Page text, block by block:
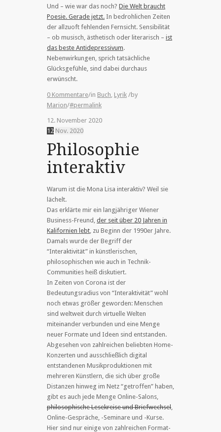
Und – wie war das noch? Die Welt braucht
Poesie. Gerade jetzt. In bedrohlichen Zeiten
der allzuoft fehlenden Fernsicht. Sensibilität
– ob musisch, ästhetisch oder literarisch – ist
das beste Antidepressivum.
Nebenwirkungen, sprich tatsächliche
Glücksgefühle, sind dabei durchaus
erwünscht.
0 Kommentare/in Buch Lyrik /by
Marion/#permalink
12. November 2020
12 Nov. 2020
Philosophie
interaktiv
Warum ist die Mona Lisa interaktiv? Weil sie
lächelt.
Das erklärte mir ein langjähriger Wiener
Business-Freund, der seit über 20 Jahren in
Kalifornien lebt , zu Beginn der 1990er Jahre.
Damals wurde der Begriff der
“Interaktivität” in künstlerischen,
philosophischen wie auch in Technik-
Communities heiß diskutiert.
In Zeiten von Corona ist der
Bedeutungsradius von “Interaktivität” wohl
noch etwas größer geworden: Menschen
sind weltweit durch virtuelle Welten
miteinander verbunden und eine Menge
neuer Formate und Ideen sind entstanden.
Abgesehen von zahlreichen beliebten Home-
Konzerten und ausschließlich digital
entstandenen Musikproduktionen mit
mehreren Künstlern, die sich über große
Distanzen hinweg im Netz “getroffen” haben,
gibt es auch jede Menge Online-Salons,
philosophische Lesekreise und Briefwechsel
Online-Gespräche, -Seminare und -Kurse.
Hier sind nur einige von zahlreichen Format-